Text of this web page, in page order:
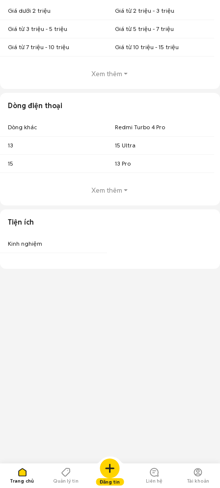
Trang chủ Quản lý tin Đăng tin Liên hệ Tài khoản
Giá dưới 2 triệu Giá từ 2 triệu - 3 triệu
Giá từ 3 triệu - 5 triệu Giá từ 5 triệu - 7 triệu
Giá từ 7 triệu - 10 triệu Giá từ 10 triệu - 15 triệu
Xem thêm
Dòng điện thoại
Dòng khác Redmi Turbo 4 Pro
13 15 Ultra
15 13 Pro
Xem thêm
Tiện ích
Kinh nghiệm